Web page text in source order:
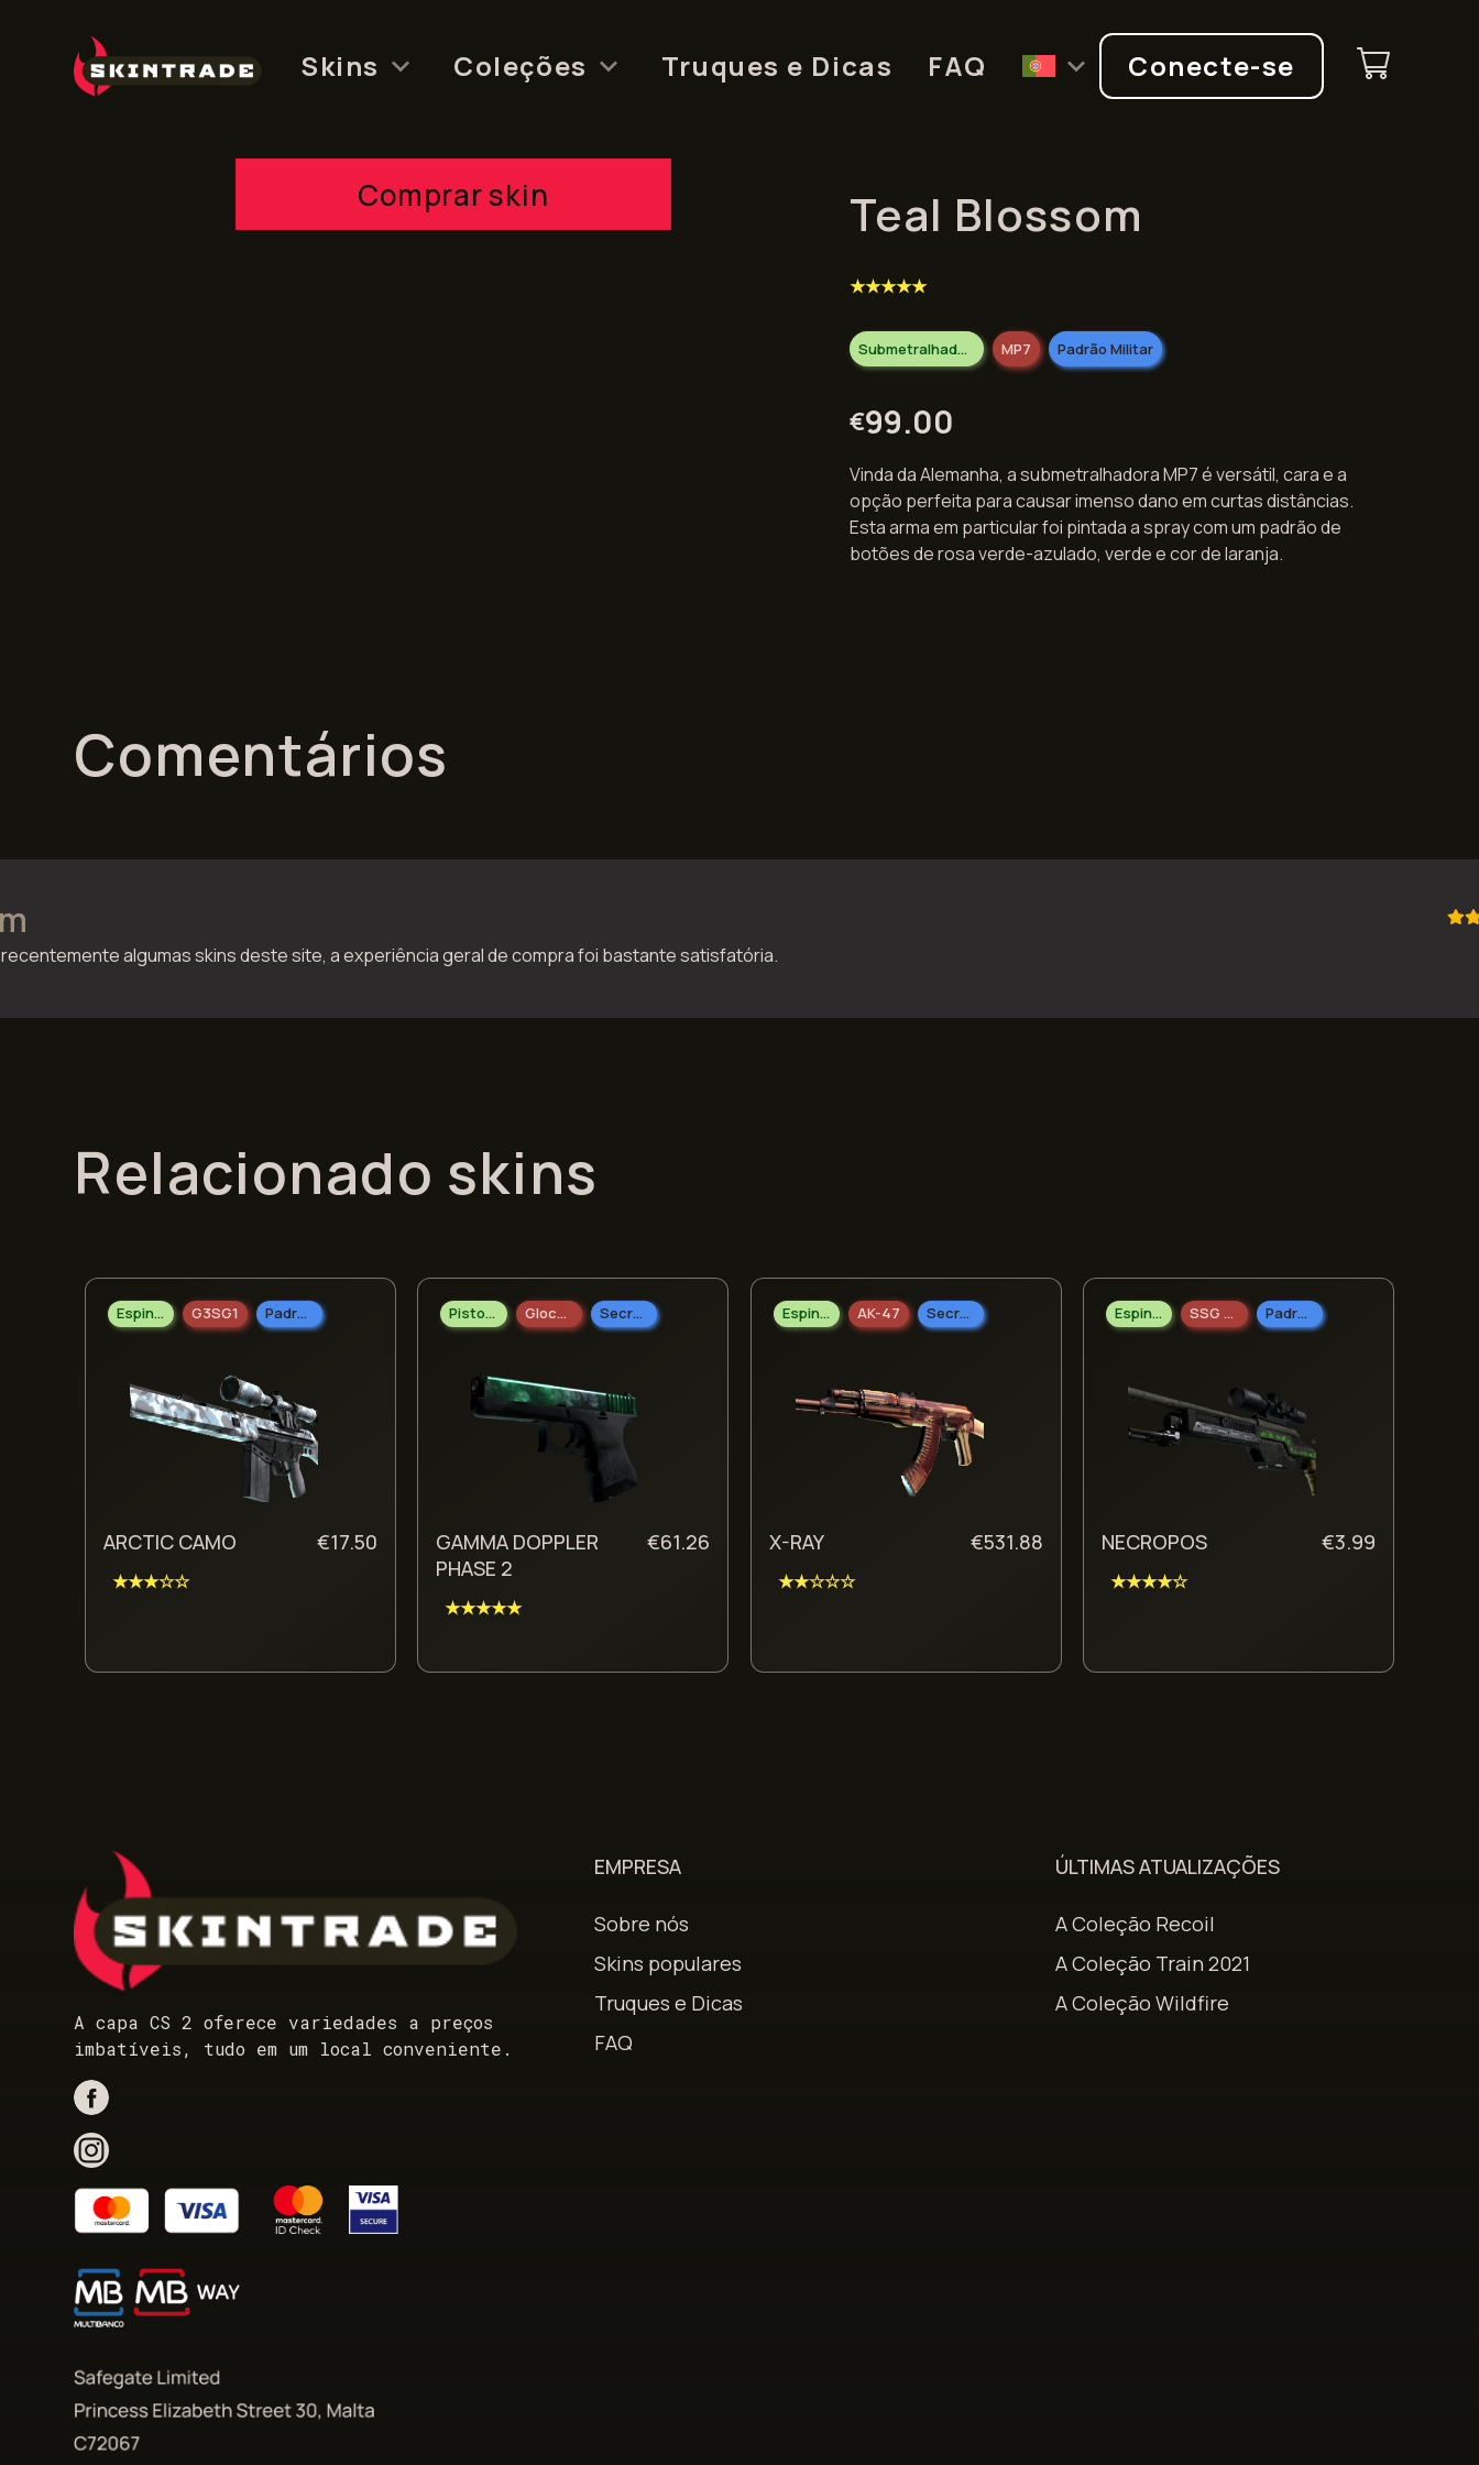
Skins Coleções Truques e Dicas FAQ Conecte-se
Comprar skin Teal Blossom
€99.00
MP7 Padrão Militar
★★★★★
Submetralhadoras
Vinda da Alemanha, a submetralhadora MP7 é versátil, cara e a
opção perfeita para causar imenso dano em curtas distâncias.
Esta arma em particular foi pintada a spray com um padrão de
botões de rosa verde-azulado, verde e cor de laranja.
Comentários
recentemente algumas skins deste site, a experiência geral de compra foi bastante satisfatória.
Relacionado skins
Espingarda G3SG1 Padrão Industrial
ARCTIC CAMO €17.50
★★★☆☆
Pistolas Glock-18 Secreto
GAMMA DOPPLER
PHASE 2
€61.26
★★★★★
Espingarda AK-47 Secreto
X-RAY €531.88
★★☆☆☆
Espingarda SSG 08 Padrão Militar
NECROPOS €3.99
★★★★☆
A capa CS 2 oferece variedades a preços
imbatíveis, tudo em um local conveniente.
EMPRESA
Sobre nós
Skins populares
Truques e Dicas
FAQ
ÚLTIMAS ATUALIZAÇÕES
A Coleção Recoil
A Coleção Train 2021
A Coleção Wildfire